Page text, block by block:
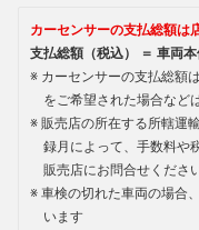
カーセンサーの支払総額は
支払総額（税込） ＝ 車両
カーセンサーの支払総額
をご希望された場合など
販売店の所在する所轄運
録月によって、手数料や
販売店にお問合せくださ
車検の切れた車両の場合
います